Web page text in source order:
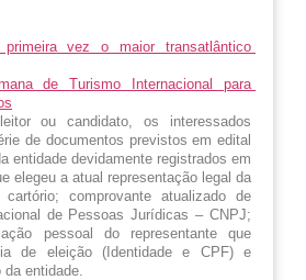
vez o maior transatlântico
de Turismo Internacional para
ou candidato, os interessados
de documentos previstos em edital
entidade devidamente registrados em
elegeu a atual representação legal da
comprovante atualizado de
de Pessoas Jurídicas – CNPJ;
pessoal do representante que
de eleição (Identidade e CPF) e
entidade.